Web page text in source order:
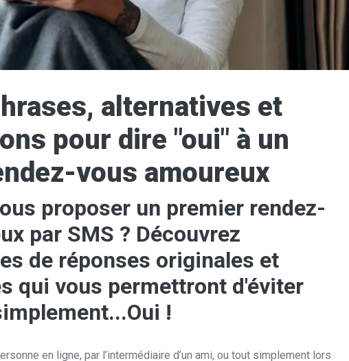
alternatives et
pour dire "oui" à un
vous amoureux
proposer un premier rendez-
par SMS ? Découvrez
de réponses originales et
qui vous permettront d'éviter
!
en ligne, par l’intermédiaire d’un ami, ou tout simplement lors